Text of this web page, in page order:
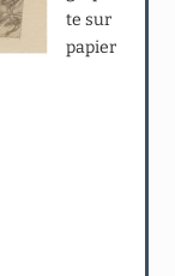
te sur
papier